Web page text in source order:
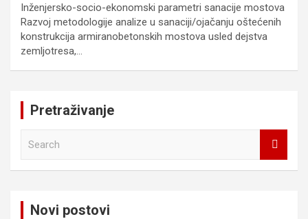
Inženjersko-socio-ekonomski parametri sanacije mostova
Razvoj metodologije analize u sanaciji/ojačanju oštećenih
konstrukcija armiranobetonskih mostova usled dejstva
zemljotresa,…
Pretraživanje
Novi postovi